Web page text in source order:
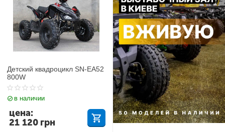
Детский квадроцикл SN-EA52
800W
в наличии
21 120 грн
цена: